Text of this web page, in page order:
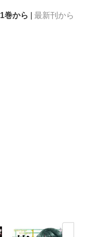
1巻から 最新刊から